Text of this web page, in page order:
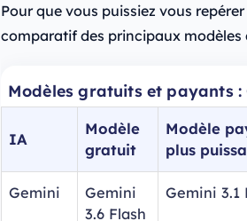
Pour que vous puissiez vous
comparatif des principaux modèles
Modèles gratuits et payants :
IA
Modèle
gratuit
Modèle
plus
Gemini
Gemini
3.6 Flash
Gemini 3.1